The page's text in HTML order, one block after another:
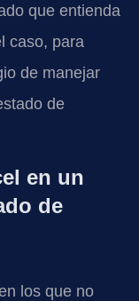
que entienda
caso, para
de manejar
de
en un
de
los que no